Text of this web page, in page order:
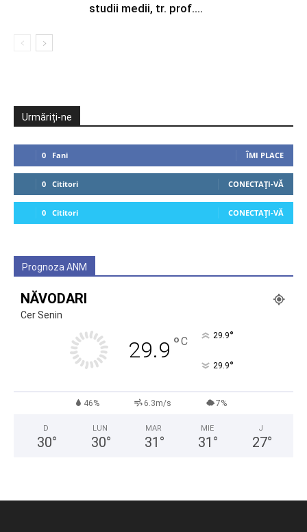
studii medii, tr. prof....
Urmăriți-ne
0 Fani ÎMI PLACE
0 Cititori CONECTAȚI-VĂ
0 Cititori CONECTAȚI-VĂ
Prognoza ANM
NĂVODARI
Cer Senin
29.9 °C 29.9°
29.9°
46% 6.3m/s 7%
D
30°
LUN
30°
MAR
31 °
MIE
31 °
J
27°